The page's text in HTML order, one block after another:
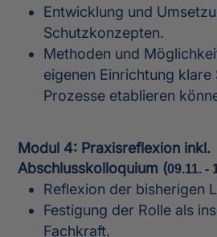
Entwicklung und
Schutzkonzepten.
Methoden und
eigenen Einrichtung klare
Prozesse etablieren
Modul 4: Praxisreflexion inkl.
Abschlusskolloquium (09.11. -
Reflexion der bisherigen
Festigung der Rolle als
Fachkraft.